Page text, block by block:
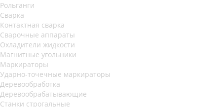
Рольганги
Сварка
Контактная сварка
Сварочные аппараты
Охладители жидкости
Магнитные угольники
Маркираторы
Ударно-точечные маркираторы
Деревообработка
Деревообрабатывающие
Станки строгальные